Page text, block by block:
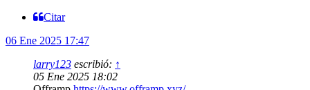
Citar
06 Ene 2025 17:47
larry123 escribió: ↑
05 Ene 2025 18:02